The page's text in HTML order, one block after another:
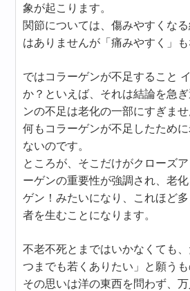
象が起こります。
関節については、傷みやすくな
はありませんが「痛みやすく」も
ではコラーゲンが不足すること
か？といえば、それは結論を急
ンの不足は老化の一部にすぎませ
何もコラーゲンが不足したため
ないのです。
ところが、そこだけがクローズ
ーゲンの重要性が強調され、老
ゲン！みたいになり、これほど
者を生むことになります。
不老不死とまではいかなくても
つまでも若くありたい」と願うも
その思いは洋の東西を問わず、